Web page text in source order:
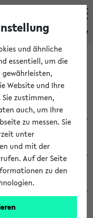
eKVV
/ B.A.
/ B.A.
/ B.A.
/ Ba
und ähnliche
essentiell, um die
Website und Ihre
Sie zustimmen,
auch, um Ihre
zu messen. Sie
unter
und mit der
Auf der Seite
zu den